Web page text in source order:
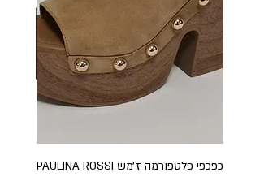
כפכפי פלטפורמה ז׳מש PAULINA ROSSI